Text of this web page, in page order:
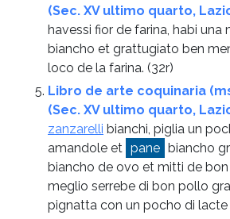
(Sec. XV ultimo quarto,
havessi fior de farina, habi una
biancho et grattugiato ben
loco de la farina. (32r)
Libro de arte coquinaria
(Sec. XV ultimo quarto,
zanzarelli bianchi, piglia un
amandole et pane biancho
biancho de ovo et mitti de bon
meglio serrebe di bon pollo
pignatta con un pocho di lacte